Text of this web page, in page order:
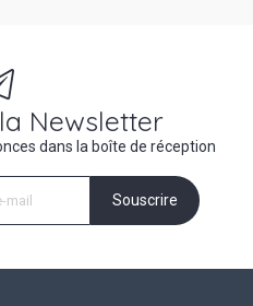
Newsletter
dans la boîte de réception
Souscrire